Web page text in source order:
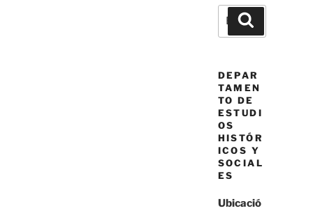
Buscar
DEPAR
TAMEN
TO DE
ESTUDI
OS
HISTÓR
ICOS Y
SOCIAL
ES
Ubicació